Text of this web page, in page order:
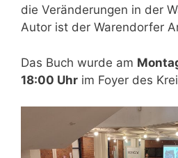
die Veränderungen in der
Autor ist der Warendorfer
Das Buch wurde am
18:00 Uhr im Foyer des